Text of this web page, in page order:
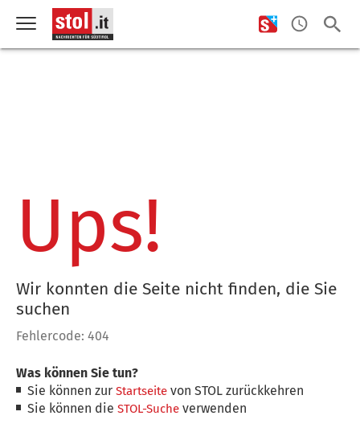
Ups!
Wir konnten die Seite nicht finden, die Sie
suchen
Fehlercode: 404
Was können Sie tun?
Sie können zurStartseite von STOL zurückkehren
Sie können dieSTOL-Suche verwenden